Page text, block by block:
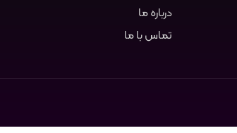
درباره ما
تماس با ما